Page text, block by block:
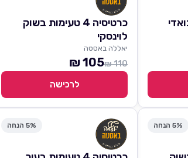
בואדי
כרטיסיה 4 טעימות בשוק
לוינסקי
יאללה באסטה
110 ₪
105 ₪
לרכישה
5% הנחה 5% הנחה